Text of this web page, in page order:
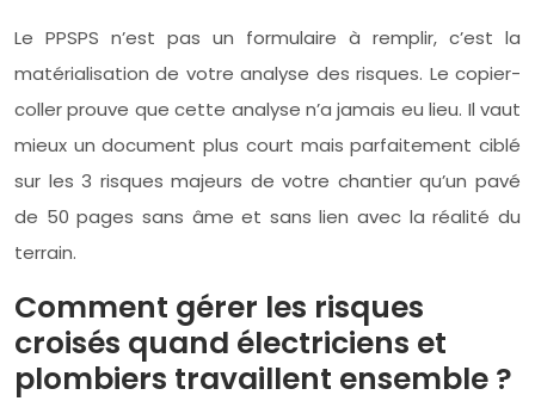
Le PPSPS n’est pas un formulaire à remplir, c’est la
matérialisation de votre analyse des risques. Le copier-
coller prouve que cette analyse n’a jamais eu lieu. Il vaut
mieux un document plus court mais parfaitement ciblé
sur les 3 risques majeurs de votre chantier qu’un pavé
de 50 pages sans âme et sans lien avec la réalité du
terrain.
Comment gérer les risques
croisés quand électriciens et
plombiers travaillent ensemble ?